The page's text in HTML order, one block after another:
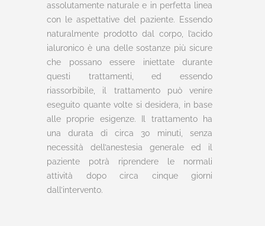
assolutamente naturale e in perfetta linea
con le aspettative del paziente. Essendo
naturalmente prodotto dal corpo, l’acido
ialuronico è una delle sostanze più sicure
che possano essere iniettate durante
questi trattamenti, ed essendo
riassorbibile, il trattamento può venire
eseguito quante volte si desidera, in base
alle proprie esigenze. Il trattamento ha
una durata di circa 30 minuti, senza
necessità dell’anestesia generale ed il
paziente potrà riprendere le normali
attività dopo circa cinque giorni
dall’intervento.